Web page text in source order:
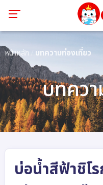
หน้าหลัก บทความท่องเที่ยว
บทคว
บ่อน้ำสีฟ้าชิโ